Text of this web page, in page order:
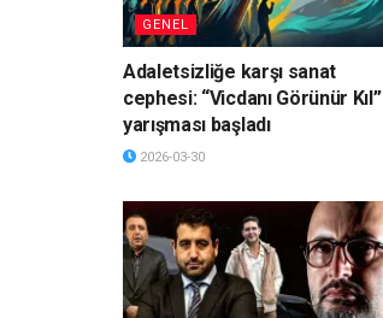
GENEL
Adaletsizliğe karşı sanat
cephesi: “Vicdanı Görünür Kıl”
yarışması başladı
2026-03-30